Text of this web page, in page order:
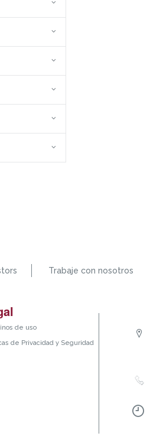
Trabaje con nosotros
de uso
de Privacidad y Seguridad